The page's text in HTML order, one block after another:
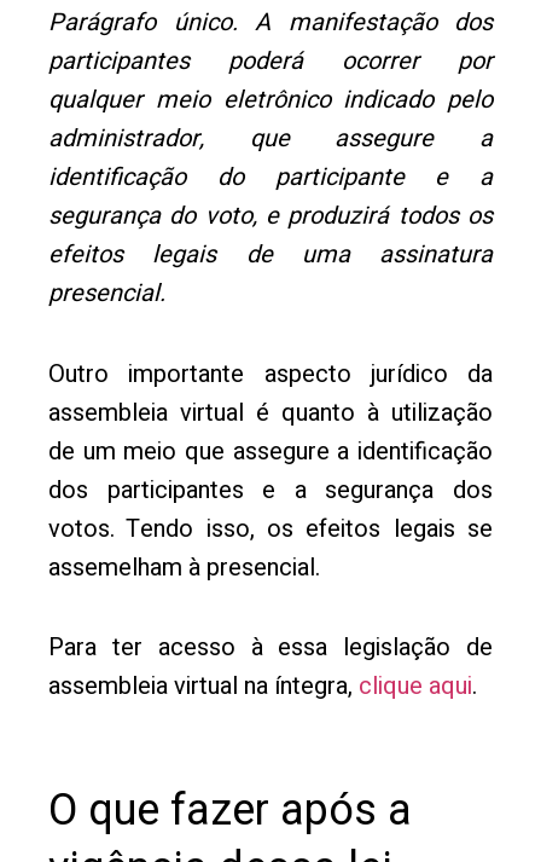
Parágrafo único. A manifestação dos
participantes poderá ocorrer por
qualquer meio eletrônico indicado pelo
administrador, que assegure a
identificação do participante e a
segurança do voto, e produzirá todos os
efeitos legais de uma assinatura
presencial.
Outro importante aspecto jurídico da
assembleia virtual é quanto à utilização
de um meio que assegure a identificação
dos participantes e a segurança dos
votos. Tendo isso, os efeitos legais se
assemelham à presencial.
Para ter acesso à essa legislação de
assembleia virtual na íntegra, clique aqui.
O que fazer após a